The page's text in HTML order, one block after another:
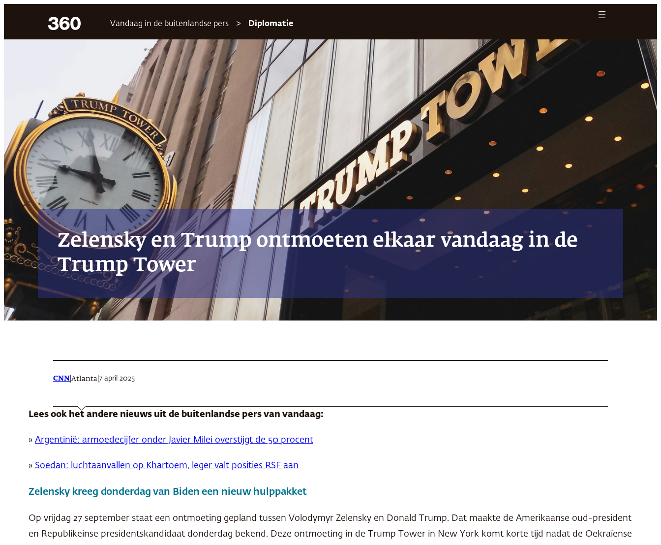
Vandaag in de buitenlandse pers Diplomatie
Zelensky en Trump ontmoeten elkaar vandaag in de
Trump Tower
CNN Atlanta 7 april 2025
Lees ook het andere nieuws uit de buitenlandse pers van vandaag:
» Argentinië: armoedecijfer onder Javier Milei overstijgt de 50 procent
» Soedan: luchtaanvallen op Khartoem, leger valt posities RSF aan
Zelensky kreeg donderdag van Biden een nieuw hulppakket
Op vrijdag 27 september staat een ontmoeting gepland tussen Volodymyr Zelensky en Donald Trump. Dat maakte de Amerikaanse oud-president
en Republikeinse presidentskandidaat donderdag bekend. Deze ontmoeting in de Trump Tower in New York komt korte tijd nadat de Oekraïense